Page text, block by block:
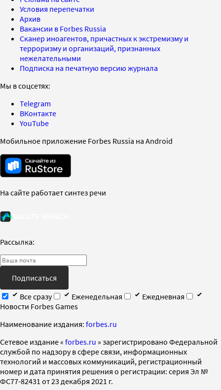
Условия перепечатки
Архив
Вакансии в Forbes Russia
Сканер иноагентов, причастных к экстремизму и
терроризму и организаций, признанных
нежелательными
Подписка на печатную версию журнала
Мы в соцсетях:
Telegram
ВКонтакте
YouTube
Мобильное приложение Forbes Russia на Android
На сайте работает синтез речи
Рассылка:
Подписаться
Все сразу
Еженедельная
Ежедневная
Новости Forbes Games
Наименование издания: forbes.ru
Cетевое издание « forbes.ru » зарегистрировано Федеральной
службой по надзору в сфере связи, информационных
технологий и массовых коммуникаций, регистрационный
номер и дата принятия решения о регистрации: серия Эл №
ФС77-82431 от 23 декабря 2021 г.